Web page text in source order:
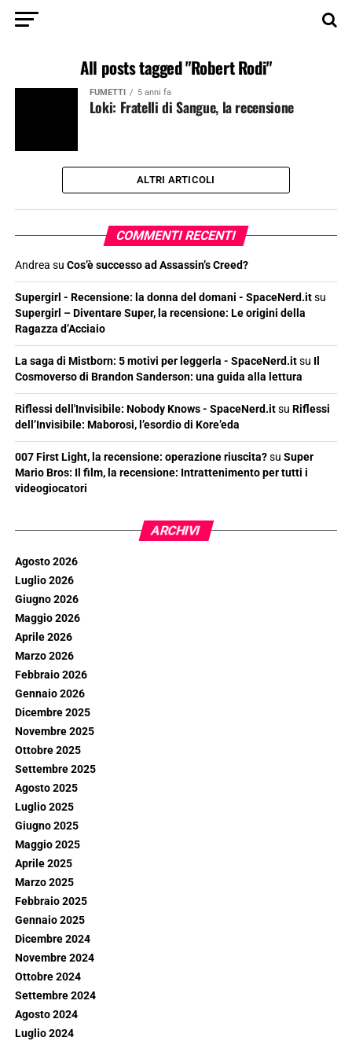
All posts tagged "Robert Rodi"
FUMETTI 5 anni fa
Loki: Fratelli di Sangue, la recensione
ALTRI ARTICOLI
COMMENTI RECENTI
Andrea su Cos’è successo ad Assassin’s Creed?
Supergirl - Recensione: la donna del domani - SpaceNerd.itsu
Supergirl – Diventare Super, la recensione: Le origini della
Ragazza d’Acciaio
La saga di Mistborn: 5 motivi per leggerla - SpaceNerd.itsu Il
Cosmoverso di Brandon Sanderson: una guida alla lettura
Riflessi dell'Invisibile: Nobody Knows - SpaceNerd.itsu Riflessi
dell’Invisibile: Maborosi, l’esordio di Kore’eda
007 First Light, la recensione: operazione riuscita?su Super
Mario Bros: Il film, la recensione: Intrattenimento per tutti i
videogiocatori
ARCHIVI
Agosto 2026
Luglio 2026
Giugno 2026
Maggio 2026
Aprile 2026
Marzo 2026
Febbraio 2026
Gennaio 2026
Dicembre 2025
Novembre 2025
Ottobre 2025
Settembre 2025
Agosto 2025
Luglio 2025
Giugno 2025
Maggio 2025
Aprile 2025
Marzo 2025
Febbraio 2025
Gennaio 2025
Dicembre 2024
Novembre 2024
Ottobre 2024
Settembre 2024
Agosto 2024
Luglio 2024